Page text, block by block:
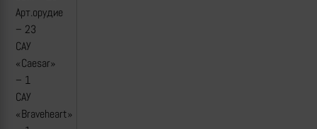
Арт.орудие
– 23
САУ
«Caesar»
– 1
САУ
«Braveheart»